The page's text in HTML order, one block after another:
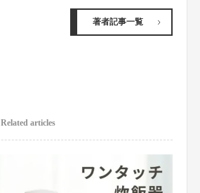
著者記事一覧
Related articles